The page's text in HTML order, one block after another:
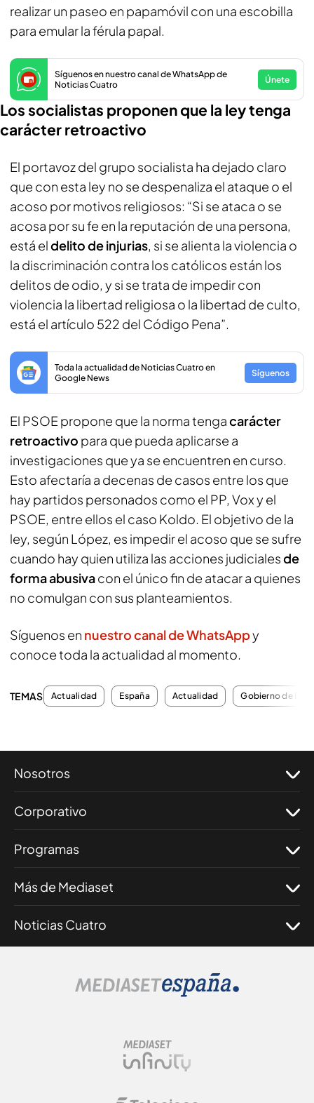
realizar un paseo en papamóvil con una escobilla
para emular la férula papal.
Síguenos en nuestro canal de WhatsApp de
Noticias Cuatro
Únete
Los socialistas proponen que la ley tenga
carácter retroactivo
El portavoz del grupo socialista ha dejado claro
que con esta ley no se despenaliza el ataque o el
acoso por motivos religiosos: “Si se ataca o se
acosa por su fe en la reputación de una persona,
está eldelito de injurias, si se alienta la violencia o
la discriminación contra los católicos están los
delitos de odio, y si se trata de impedir con
violencia la libertad religiosa o la libertad de culto,
está el artículo 522 del Código Pena”.
Toda la actualidad de Noticias Cuatro en
Google News
Síguenos
El PSOE propone que la norma tengacarácter
retroactivo para que pueda aplicarse a
investigaciones que ya se encuentren en curso.
Esto afectaría a decenas de casos entre los que
hay partidos personados como el PP, Vox y el
PSOE, entre ellos el caso Koldo. El objetivo de la
ley, según López, es impedir el acoso que se sufre
cuando hay quien utiliza las acciones judicialesde
forma abusivacon el único fin de atacar a quienes
no comulgan con sus planteamientos.
Síguenos en nuestro canal de WhatsAppy
conoce toda la actualidad al momento.
TEMAS Actualidad España Actualidad Gobierno de
Nosotros
Corporativo
Programas
Más de Mediaset
Noticias Cuatro